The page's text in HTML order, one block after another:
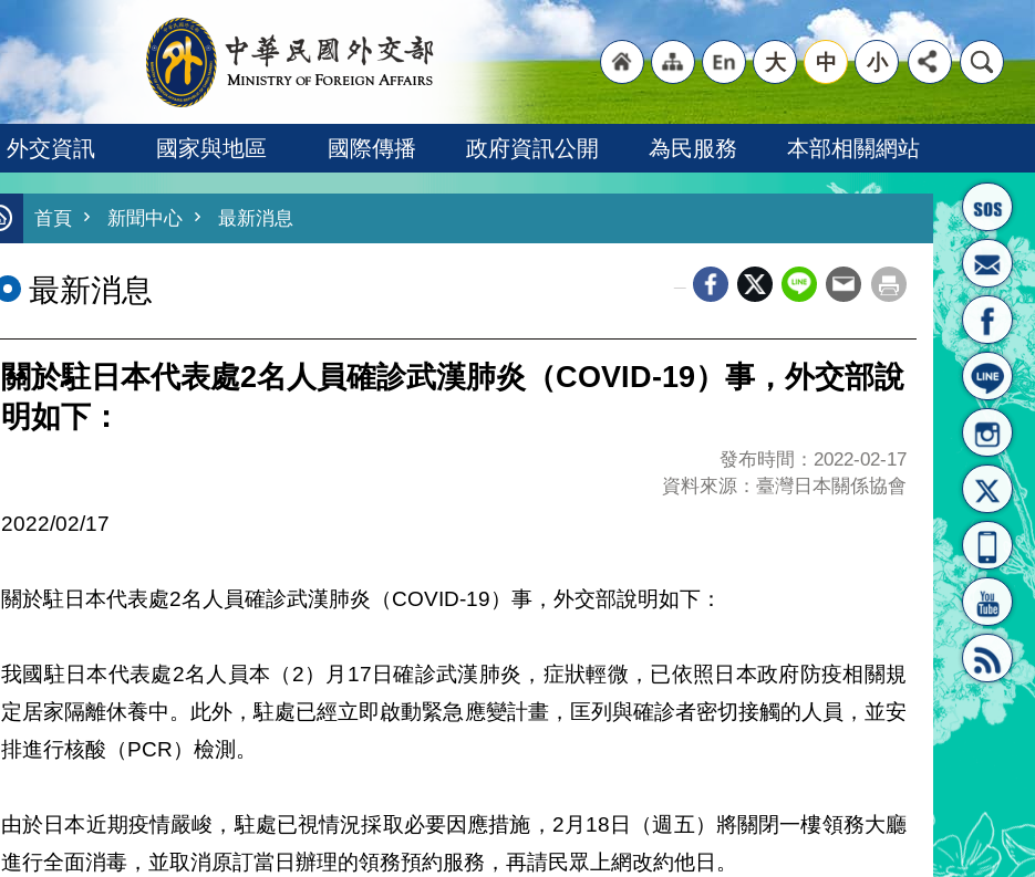
首頁
結]"
"網
站導
[連
"英
文語
大 中 小
外交資訊 國家與地區 國際傳播 政府資訊公開 為民服務 本部相關網站
首頁 新聞中心 最新消息
最新消息
關於駐日本代表處2名人員確診武漢肺炎（COVID-19）事，外交部說
明如下：
發布時間：2022-02-17
資料來源：臺灣日本關係協會
2022/02/17
關於駐日本代表處2名人員確診武漢肺炎（COVID-19）事，外交部說明如下：
我國駐日本代表處2名人員本（2）月17日確診武漢肺炎，症狀輕微，已依照日本政府防疫相關規
定居家隔離休養中。此外，駐處已經立即啟動緊急應變計畫，匡列與確診者密切接觸的人員，並安
排進行核酸（PCR）檢測。
由於日本近期疫情嚴峻，駐處已視情況採取必要因應措施，2月18日（週五）將關閉一樓領務大廳
進行全面消毒，並取消原訂當日辦理的領務預約服務，再請民眾上網改約他日。